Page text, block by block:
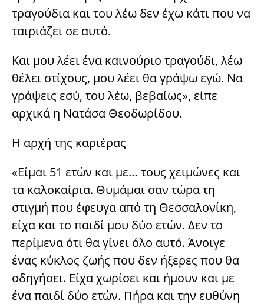
τραγούδια και του λέω δεν έχω κάτι που να
ταιριάζει σε αυτό.
Και μου λέει ένα καινούριο τραγούδι, λέω
θέλει στίχους, μου λέει θα γράψω εγώ. Να
γράψεις εσύ, του λέω, βεβαίως», είπε
αρχικά η Νατάσα Θεοδωρίδου.
Η αρχή της καριέρας
«Είμαι 51 ετών και με… τους χειμώνες και
τα καλοκαίρια. Θυμάμαι σαν τώρα τη
στιγμή που έφευγα από τη Θεσσαλονίκη,
είχα και το παιδί μου δύο ετών. Δεν το
περίμενα ότι θα γίνει όλο αυτό. Άνοιγε
ένας κύκλος ζωής που δεν ήξερες που θα
οδηγήσει. Είχα χωρίσει και ήμουν και με
ένα παιδί δύο ετών. Πήρα και την ευθύνη